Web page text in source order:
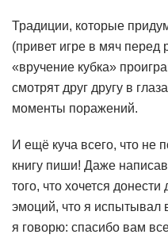
Традиции, которые
(привет игре в мяч перед
«вручение кубка»
смотрят друг другу в
моменты поражений.
И ещё куча всего, что не
книгу пиши! Даже написав
того, что хочется
эмоций, что я испытывал
я говорю: спасибо вам